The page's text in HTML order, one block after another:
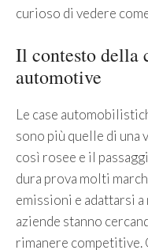
curioso di vedere
Il contesto della
automotive
Le case
sono più quelle di una
così rosee e il
dura prova molti
emissioni e adattarsi
aziende stanno
rimanere competitive.